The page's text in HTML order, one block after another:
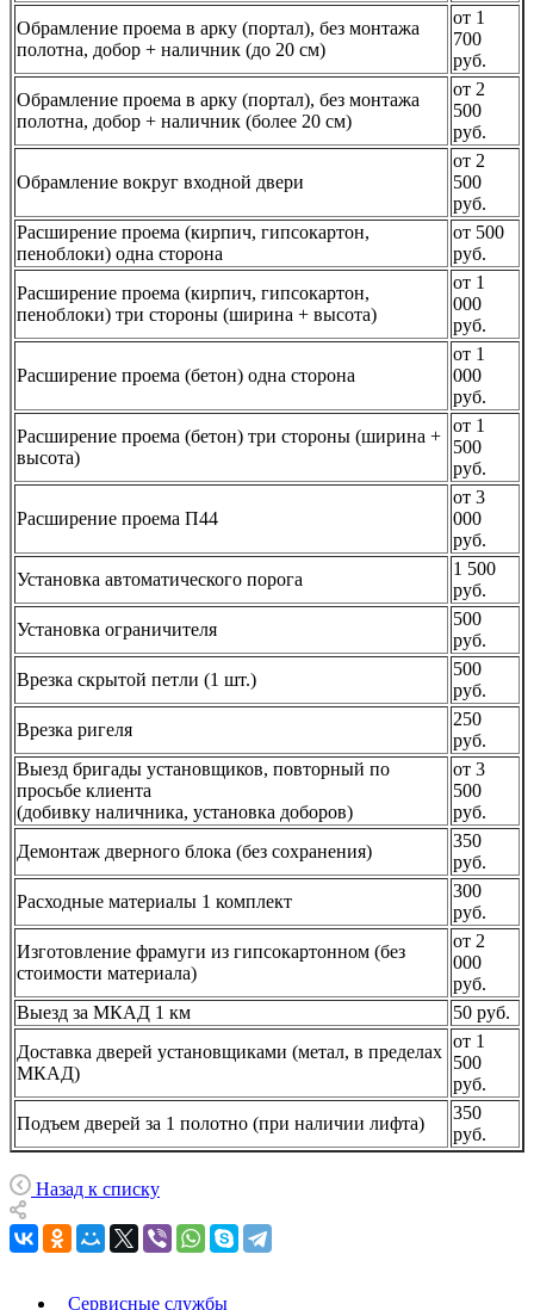
Обрамление проема в арку (портал), без монтажа
полотна, добор + наличник (до 20 см)
от 1
700
руб.
Обрамление проема в арку (портал), без монтажа
полотна, добор + наличник (более 20 см)
от 2
500
руб.
Обрамление вокруг входной двери
от 2
500
руб.
Расширение проема (кирпич, гипсокартон,
пеноблоки) одна сторона
от 500
руб.
Расширение проема (кирпич, гипсокартон,
пеноблоки) три стороны (ширина + высота)
от 1
000
руб.
Расширение проема (бетон) одна сторона
от 1
000
руб.
Расширение проема (бетон) три стороны (ширина +
высота)
от 1
500
руб.
Расширение проема П44
от 3
000
руб.
Установка автоматического порога
1 500
руб.
Установка ограничителя
500
руб.
Врезка скрытой петли (1 шт.)
500
руб.
Врезка ригеля
250
руб.
Выезд бригады установщиков, повторный по
просьбе клиента
(добивку наличника, установка доборов)
от 3
500
руб.
Демонтаж дверного блока (без сохранения)
350
руб.
Расходные материалы 1 комплект
300
руб.
Изготовление фрамуги из гипсокартонном (без
стоимости материала)
от 2
000
руб.
Выезд за МКАД 1 км
50 руб.
Доставка дверей установщиками (метал, в пределах
МКАД)
от 1
500
руб.
Подъем дверей за 1 полотно (при наличии лифта)
350
руб.
Назад к списку
Сервисные службы